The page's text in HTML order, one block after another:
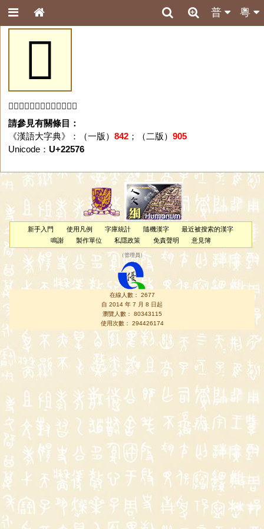
粵
普
𢕶
「𢕶」字未收錄於本資料庫。
請參見有關條目：
《漢語大字典》：（一版） 842；（二版） 905
Unicode： U+22576
新手入門 使用凡例 字庫統計 隨機漢字
最近被搜索的漢字
鳴謝
製作單位 私隱政策 免責聲明 意見簿
（管理員 ）
在線人數： 2677
自 2014 年 7 月 8 日起
瀏覽人數： 80343115
使用次數： 294426174